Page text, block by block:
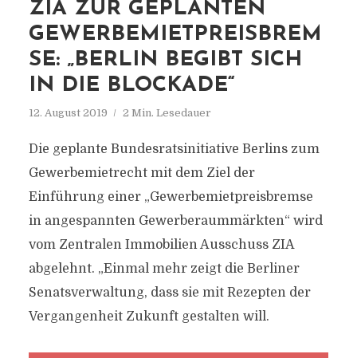
ZIA ZUR GEPLANTEN
GEWERBEMIETPREISBREM
SE: „BERLIN BEGIBT SICH
IN DIE BLOCKADE“
12. August 2019 2 Min. Lesedauer
Die geplante Bundesratsinitiative Berlins zum
Gewerbemietrecht mit dem Ziel der
Einführung einer „Gewerbemietpreisbremse
in angespannten Gewerberaummärkten“ wird
vom Zentralen Immobilien Ausschuss ZIA
abgelehnt. „Einmal mehr zeigt die Berliner
Senatsverwaltung, dass sie mit Rezepten der
Vergangenheit Zukunft gestalten will.